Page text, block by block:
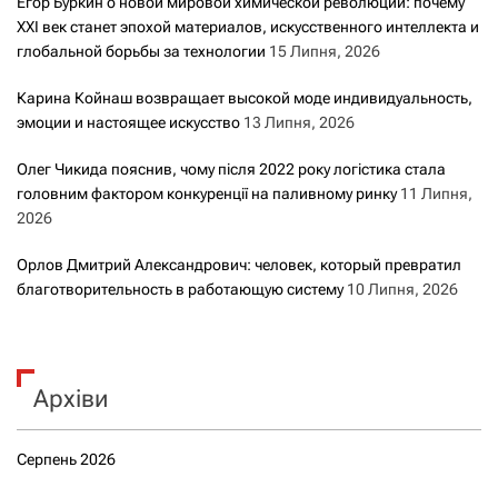
XXI век станет эпохой материалов, искусственного интеллекта и
глобальной борьбы за технологии 15 Липня, 2026
Карина Койнаш возвращает высокой моде индивидуальность,
эмоции и настоящее искусство 13 Липня, 2026
Олег Чикида пояснив, чому після 2022 року логістика стала
головним фактором конкуренції на паливному ринку 11 Липня,
2026
Орлов Дмитрий Александрович: человек, который превратил
благотворительность в работающую систему 10 Липня, 2026
Архіви
Серпень 2026